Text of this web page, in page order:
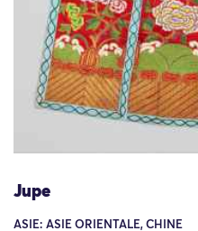
Jupe
ASIE: ASIE ORIENTALE, CHINE